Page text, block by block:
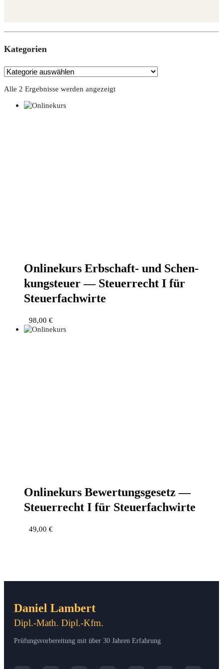
Kate­go­rien
Alle 2 Ergebnisse werden angezeigt
Online­kurs Erb­schaft- und Schen­
kung­steu­er — Steu­er­recht I für
Steuerfachwirte
98,00 €
Online­kurs Bewer­tungs­ge­setz —
Steu­er­recht I für Steuerfachwirte
49,00 €
Daniel Lambert
Dipl.-Math. Dipl.-Kfm.
Prüfungsvorbereitung mit über 30 Jahren Erfahrung